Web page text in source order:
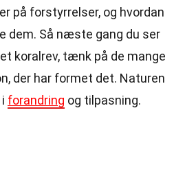
på forstyrrelser, og hvordan
dem. Så næste gang du ser
koralrev, tænk på de mange
der har formet det. Naturen
forandring og tilpasning.